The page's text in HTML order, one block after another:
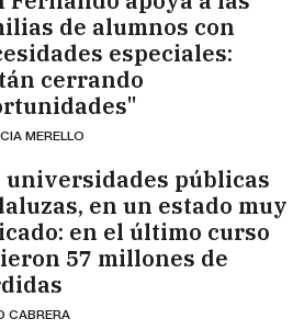
de alumnos con
especiales:
cerrando
MERELLO
universidades públicas
en un estado muy
en el último curso
57 millones de
CABRERA